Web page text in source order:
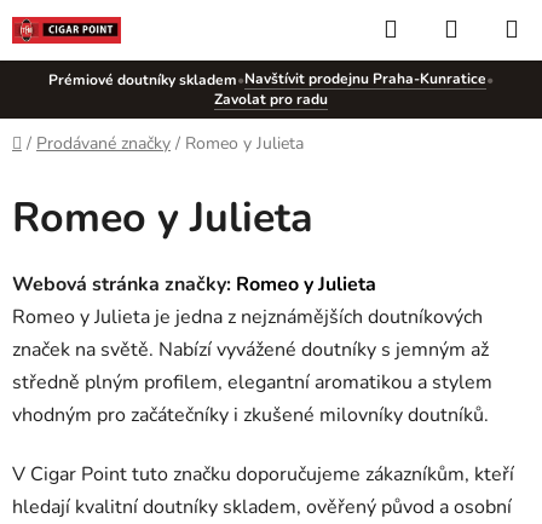
Přejít
na
obsah
Prémiové doutníky skladem•Navštívit prodejnu Praha-Kunratice•
Zavolat pro radu
Hledat
KOŠÍK
Domů
/ Prodávané značky / Romeo y Julieta
Romeo y Julieta
Webová stránka značky: Romeo y Julieta
Romeo y Julieta je jedna z nejznámějších doutníkových
značek na světě. Nabízí vyvážené doutníky s jemným až
středně plným profilem, elegantní aromatikou a stylem
vhodným pro začátečníky i zkušené milovníky doutníků.
V Cigar Point tuto značku doporučujeme zákazníkům, kteří
hledají kvalitní doutníky skladem, ověřený původ a osobní